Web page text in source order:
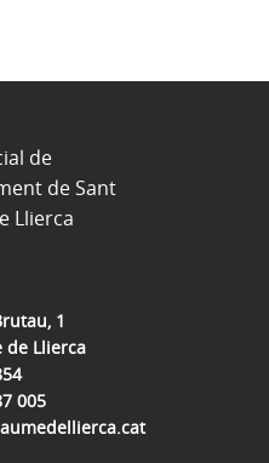
1
de Llierca
005
de
de Sant
Llierca